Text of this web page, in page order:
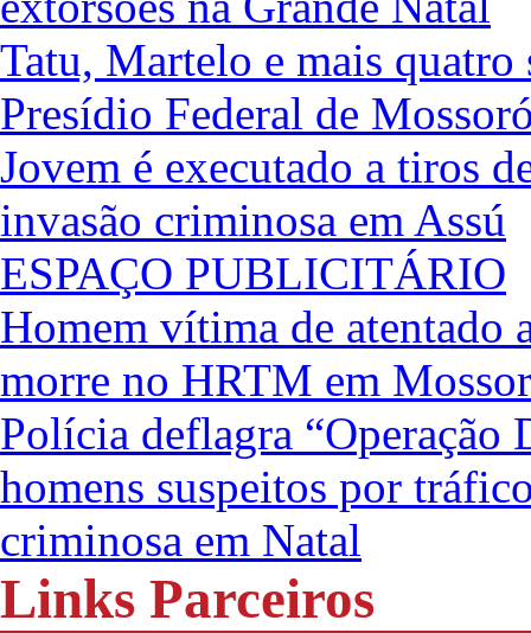
Tatu, Martelo e mais
Presídio Federal de
Jovem é executado a tiros
invasão criminosa em Assú
ESPAÇO PUBLICITÁRIO
Homem vítima de atentado
morre no HRTM em
Polícia deflagra “Operação
homens suspeitos por
criminosa em Natal
Links Parceiros